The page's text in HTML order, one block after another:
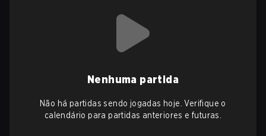
Nenhuma partida
Não há partidas sendo jogadas hoje. Verifique o
calendário para partidas anteriores e futuras.